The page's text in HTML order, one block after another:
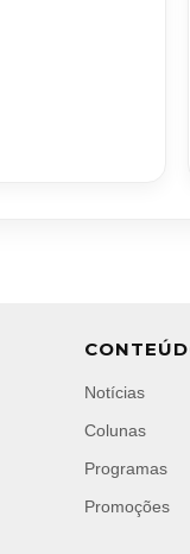
Notícias
Colunas
Programas
Promoções